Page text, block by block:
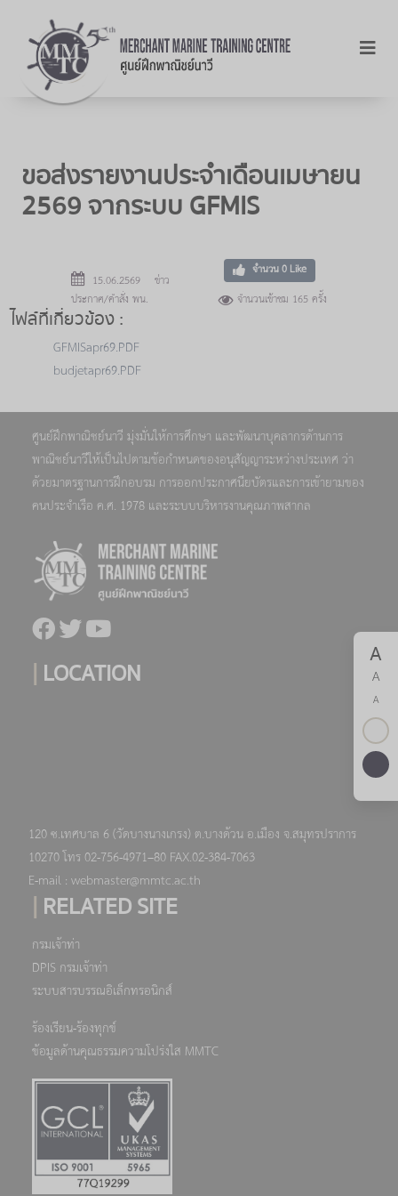
ขอส่งรายงานประจำเดือนเมษายน
2569 จากระบบ GFMIS
15.06.2569 ข่าว
ประกาศ/คำสั่ง พน.
จำนวน0Like
จำนวนเข้าชม 165 ครั้ง
ไฟล์ที่เกี่ยวข้อง :
GFMISapr69.PDF
budjetapr69.PDF
ศูนย์ฝึกพาณิชย์นาวี มุ่งมั่นให้การศึกษา และพัฒนาบุคลากรด้านการ
พาณิชย์นาวีให้เป็นไปตามข้อกำหนดของอนุสัญญาระหว่างประเทศ ว่า
ด้วยมาตรฐานการฝึกอบรม การออกประกาศนียบัตรและการเข้ายามของ
คนประจำเรือ ค.ศ. 1978 และระบบบริหารงานคุณภาพสากล
| LOCATION
120 ซ.เทศบาล 6 (วัดบางนางเกรง) ต.บางด้วน อ.เมือง จ.สมุทรปราการ
10270 โทร 02-756-4971–80 FAX.02-384-7063
E-mail : webmaster@mmtc.ac.th
| RELATED SITE
กรมเจ้าท่า
DPIS กรมเจ้าท่า
ระบบสารบรรณอิเล็กทรอนิกส์
ร้องเรียน-ร้องทุกข์
ข้อมูลด้านคุณธรรมความโปร่งใส MMTC
A
A
A